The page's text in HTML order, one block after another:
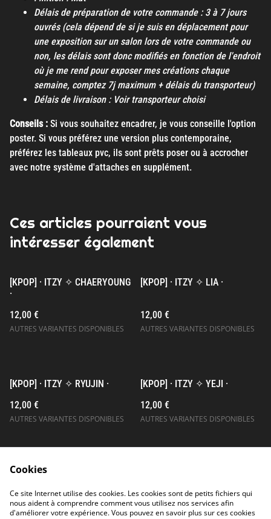
Délais de préparation de votre commande : 3 à 7 jours
ouvrés (cela dépend de si je suis en déplacement pour
une exposition sur un salon lors de votre commande ou
non, les délais sont donc modifiés en fonction de l'endroit
où je me rend pour exposer mes créations chaque
semaine, comptez 7j maximum + délais du transporteur)
Délais de livraison : Voir transporteur choisi
Conseils : Si vous souhaitez encadrer, je vous conseille l'option
poster. Si vous préférez une version plus contemporaine,
préférez les tableaux pvc, ils sont prêts poser ou à accrocher
avec notre système d'attaches en supplément.
Ces articles pourraient vous
intéresser également
[KPOP] · ITZY ✧ CHAERYOUNG
·
12,00 €
AUTRES VARIANTES DISPONIBLES
[KPOP] · ITZY ✧ LIA ·
12,00 €
AUTRES VARIANTES DISPONIBLES
[KPOP] · ITZY ✧ RYUJIN ·
12,00 €
AUTRES VARIANTES DISPONIBLES
[KPOP] · ITZY ✧ YEJI ·
12,00 €
AUTRES VARIANTES DISPONIBLES
Cookies
Ce site Internet utilise des cookies. Les cookies sont de petits fichiers qui
nous aident à comprendre comment vous utilisez nos services afin
d'améliorer votre expérience. Vous pouvez en savoir plus sur ces cookies